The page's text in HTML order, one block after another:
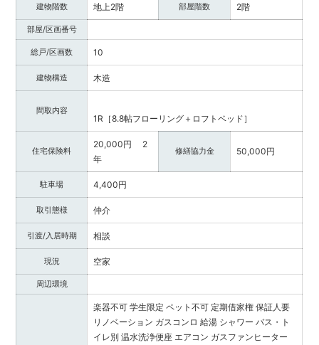
建物階数 地上2階 部屋階数 2階
部屋/区画番号
総戸/区画数 10
建物構造 木造
間取内容
1R［8.8帖フローリング＋ロフトベッド］
住宅保険料
20,000円 2
年
修繕協力金 50,000円
駐車場 4,400円
取引態様 仲介
引渡/入居時期 相談
現況 空家
周辺環境
楽器不可 学生限定 ペット不可 定期借家権 保証人要
リノベーション ガスコンロ 給湯 シャワー バス・ト
イレ別 温水洗浄便座 エアコン ガスファンヒーター